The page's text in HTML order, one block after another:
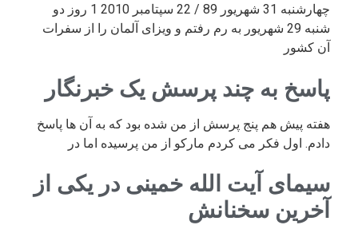
چهارشنبه 31 شهریور 89 / 22 سپتامبر 2010 1 روز دو
شنبه 29 شهریور به رم رفتم و ویزای آلمان را از سفرات
آن کشور
پاسخ به چند پرسش یک خبرنگار
هفته پیش هم پنج پرسش از من شده بود که به آن ها پاسخ
دادم. اول فکر می کردم مارکو از من پرسیده اما در
سیمای آیت الله خمینی در یکی از
آخرین سخنانش